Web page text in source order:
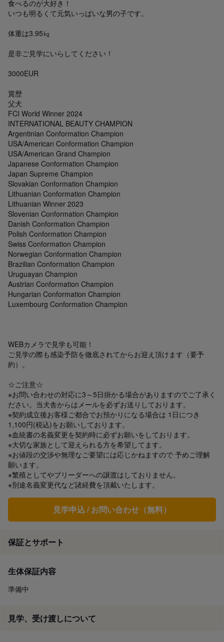
食べるのが大好き！
いつも明るくて元気いっぱいな男の子です。
体重は3.95㎏
是非ご見学にいらしてください！
3000EUR
賞歴
父犬
FCI World Winner 2024
INTERNATIONAL BEAUTY CHAMPION
Argentinian Conformation Champion
USA/American Conformation Champion
USA/American Grand Champion
Japanese Conformation Champion
Japan Supreme Champion
Slovakian Conformation Champion
Lithuanian Conformation Champion
Lithuanian Winner 2023
Slovenian Conformation Champion
Danish Conformation Champion
Polish Conformation Champion
Swiss Conformation Champion
Norwegian Conformation Champion
Brazilian Conformation Champion
Uruguayan Champion
Austrian Conformation Champion
Hungarian Conformation Champion
Luxembourg Conformation Champion
WEBカメラで見学も可能！
ご見学の際も感染予防を徹底されてからお迎え頂けます（要予
約）。
☆ご注意☆
※お問い合わせの対応に3～5日掛かる場合がありますのでご了承く
ださい。当犬舎からはメールを必ずお送りしております。
※契約成立後お客様ご都合でお預かりになる場合は 1日につき
1,100円(税込)をお願いしております。
※血統書の名義変更を契約時に必ずお願いをしております。
※大切な家族として迎えられる方を希望してます。
※お値段の交渉や無理なご要望には応じかねますので 予めご理解
願います。
※繁殖としてやブリーダーへの譲渡はしておりません。
※別途名義変更代など諸経費を頂戴いたします。
見学申込 / お問い合わせ（無料）
保証とサポート
生体保証内容
準備中
見学、受け渡しについて